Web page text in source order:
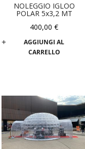
NOLEGGIO IGLOO
POLAR 5x3,2 MT
400,00 €
AGGIUNGI AL
CARRELLO